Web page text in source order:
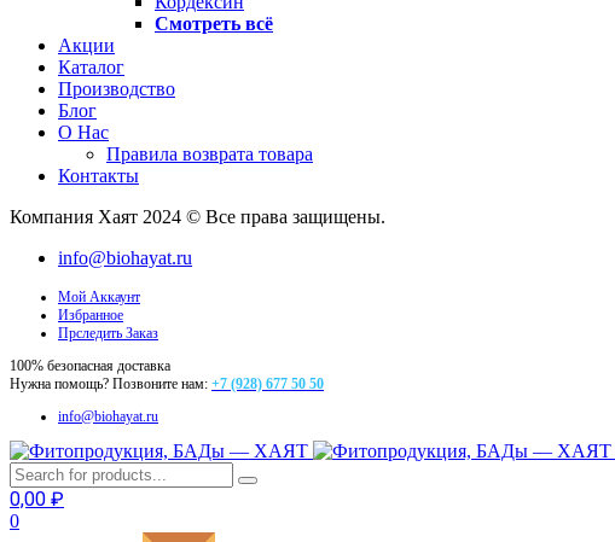
Смотреть всё
Акции
Каталог
Производство
Блог
О Нас
Правила возврата товара
Контакты
Компания Хаят 2024 © Все права защищены.
info@biohayat.ru
Мой Аккаунт
Избранное
Прследить Заказ
100% безопасная доставка
Нужна помощь? Позвоните нам: +7 (928) 677 50 50
info@biohayat.ru
0,00 ₽
0